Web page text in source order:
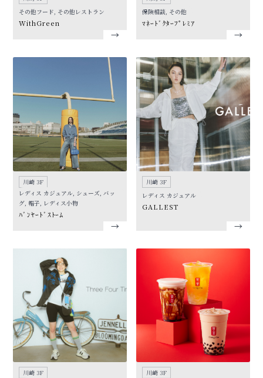
その他フード, その他レストラン
WithGreen
保険相談, その他
ﾏﾈｰﾄﾞｸﾀｰﾌﾟﾚﾐｱ
川崎 3F
レディス カジュアル, シューズ, バッ
グ, 帽子, レディス小物
ﾊﾞﾝﾔｰﾄﾞｽﾄｰﾑ
川崎 3F
レディス カジュアル
GALLEST
川崎 3F
川崎 3F